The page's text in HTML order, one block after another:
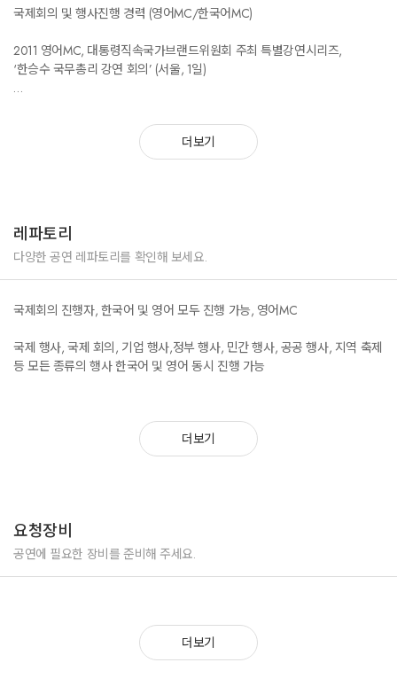
2015 국민안전처, 산업통상자원부, 경기도 공동주최 제1회 대한민국 안전
2016 한불상공회의소 (FKCCI) 및 프랑스 관광청 공동 주최, 한불 수교 130
2016 한국공항공사 (Korea Airports Corporation, KAC) 주최, 서울 김포 비
즈니스 항공 센터 개소식 행사
2016 제 14회 한국 잼보리 개영식 및 폐영식 영어 진행자
포함 단독 진행
2016 제36회 세계 자동차공학 학술대회 및 전시회, FISITA 2016, World
Automotive Congress
무총리) 전라남도 도지사, 시의회 의장
2016 산업통상자원부, 한국에너지공단 (Korea Energy Agency, KEA), 아시
2016 경상북도, 경주시, 한국경제신문 공동 주최 “2016 월드 그린 에너지
포럼”
2017 한국어 및 영어 장내/스테이지 아나운서, 스물 두 번째 현대카드슈퍼
콘서트 콜드 플레이 내한 공연
국제회의 및 행사진행 경력 (영어MC/한국어MC)
2011 영어MC, 대통령직속국가브랜드위원회 주최 특별강연시리즈,
‘한승수 국무총리 강연 회의’ (서울, 1일)
2014 영어 MC, 경상북도 주최 제2회 낙동강 세계평화 문화 대축전 개막행
사 (경상북도 칠곡군, 1일)
2015 영어 MC, 국토교통부, 환경부, 대구광역시, 경상북도 및 K Water 공동
주최
2015 영어 MC, 국토교통부, 환경부, 대구광역시, 경상북도 및 K Water 공동
어진행자 (경주, 1일)
2015 영어 MC, 대구광역시, TBC, 교촌치킨 공동주최 ‘대구 국제 바디페인
더보기
레파토리
다양한 공연 레파토리를 확인해 보세요.
국제회의 진행자, 한국어 및 영어 모두 진행 가능, 영어MC
국제 행사, 국제 회의, 기업 행사,정부 행사, 민간 행사, 공공 행사, 지역 축제
등 모든 종류의 행사 한국어 및 영어 동시 진행 가능
더보기
요청장비
공연에 필요한 장비를 준비해 주세요.
더보기